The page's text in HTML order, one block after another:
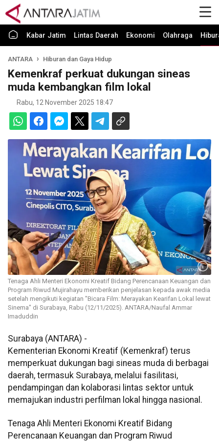
Kabar Jatim Lintas Daerah Ekonomi Olahraga
ANTARA Hiburan dan Gaya Hidup
Kemenkraf perkuat dukungan sineas
muda kembangkan film lokal
Rabu, 12 November 2025 18:47
Tenaga Ahli Menteri Ekonomi Kreatif Bidang Perencanaan Keuangan dan
Program Riwud Mujirahayu memberikan penjelasan kepada awak media
setelah mengikuti kegiatan "Bicara Film: Merayakan Kearifan Lokal lewat
Sinema" di Surabaya, Rabu (12/11/2025). ANTARA/Naufal Ammar
Imaduddin
Surabaya (ANTARA) -
Kementerian Ekonomi Kreatif (Kemenkraf) terus
memperkuat dukungan bagi sineas muda di berbagai
daerah, termasuk Surabaya, melalui fasilitasi,
pendampingan dan kolaborasi lintas sektor untuk
memajukan industri perfilman lokal hingga nasional.
Tenaga Ahli Menteri Ekonomi Kreatif Bidang
Perencanaan Keuangan dan Program Riwud